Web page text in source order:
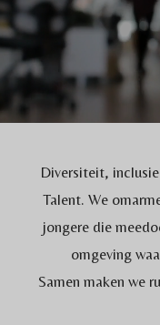
Diversiteit,
Talent. We
jongere die
omgeving
Samen maken we